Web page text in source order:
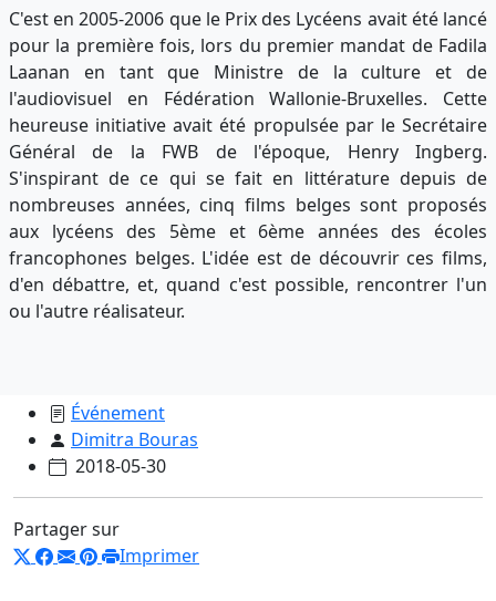
C'est en 2005-2006 que le Prix des Lycéens avait été lancé
pour la première fois, lors du premier mandat de Fadila
Laanan en tant que Ministre de la culture et de
l'audiovisuel en Fédération Wallonie-Bruxelles. Cette
heureuse initiative avait été propulsée par le Secrétaire
Général de la FWB de l'époque, Henry Ingberg.
S'inspirant de ce qui se fait en littérature depuis de
nombreuses années, cinq films belges sont proposés
aux lycéens des 5ème et 6ème années des écoles
francophones belges. L'idée est de découvrir ces films,
d'en débattre, et, quand c'est possible, rencontrer l'un
ou l'autre réalisateur.
Événement
Dimitra Bouras
2018-05-30
Partager sur
Imprimer